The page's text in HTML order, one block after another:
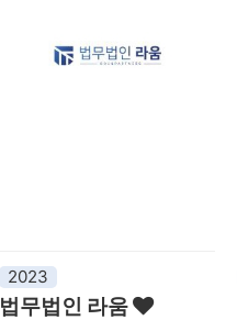
2023
법무법인 라움